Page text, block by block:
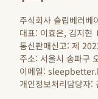
주식회사 슬립베러베
대표: 이효은, 김지현
통신판매신고: 제
주소: 서울시 송파구
이메일:
개인정보처리담당자: